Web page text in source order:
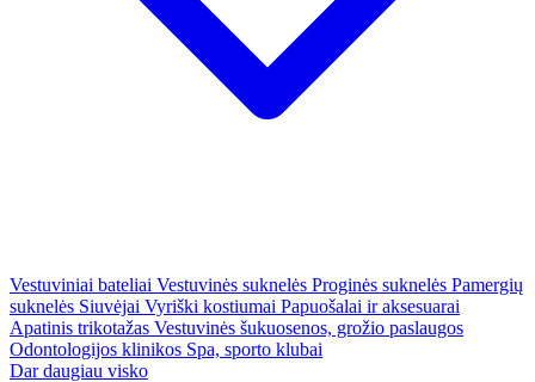
Vestuviniai bateliai Vestuvinės suknelės Proginės suknelės Pamergių
suknelės Siuvėjai Vyriški kostiumai Papuošalai ir aksesuarai
Apatinis trikotažas Vestuvinės šukuosenos, grožio paslaugos
Odontologijos klinikos Spa, sporto klubai
Dar daugiau visko